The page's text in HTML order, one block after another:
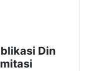
Din